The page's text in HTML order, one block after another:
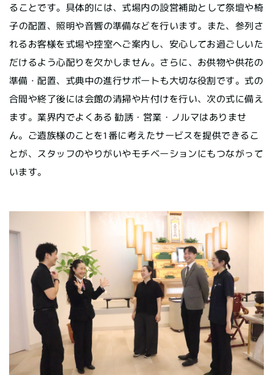
ることです。具体的には、式場内の設営補助として祭壇や椅
子の配置、照明や音響の準備などを行います。また、参列さ
れるお客様を式場や控室へご案内し、安心してお過ごしいた
だけるよう心配りを欠かしません。さらに、お供物や供花の
準備・配置、式典中の進行サポートも大切な役割です。式の
合間や終了後には会館の清掃や片付けを行い、次の式に備え
ます。業界内でよくある 勧誘・営業・ノルマはありませ
ん。ご遺族様のことを1番に考えたサービスを提供できるこ
とが、スタッフのやりがいやモチベーションにもつながって
います。